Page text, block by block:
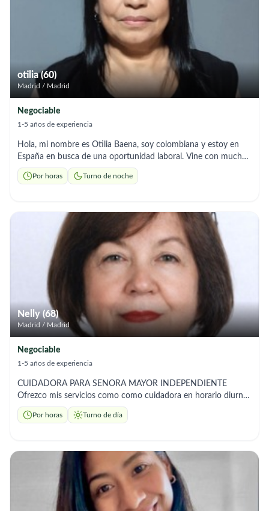
Acompañamiento y Apoyo Emocional: Escucha activa y
compañía para evitar la soledad. * ​Gestión del Hogar:
Mantenimiento del orden y preparación de comidas
equilibradas. * ​Fomento de la Autonomía: Estimulación para
mantener las capacidades del usuario. * ​Control de Medicación:
Seguimiento responsable de las pautas médicas.
otilia (60)
Madrid / Madrid
Negociable
1-5 años de experiencia
Hola, mi nombre es Otilia Baena, soy colombiana y estoy en
España en busca de una oportunidad laboral. Vine con muchas
ganas de trabajar y salir adelante, ya que en mi país no tuve las
mismas oportunidades, principalmente por mi edad.Cuento con
cocinar y realizar las tareas del hogar. Me caracterizo por ser
una persona responsable, respetuosa, trabajadora y con muy
buena actitud para el cuidado y acompañamiento de las
personas mayores. He tenido la oportunidad de trabajar en
este país y puedo aportar referencias laborales que respaldan
mi trabajo y mi compromiso. Quedo atenta a cualquier
oportunidad y con total disponibilidad. Muchas gracias por su
Por horas Turno de noche
Nelly (68)
Madrid / Madrid
Negociable
1-5 años de experiencia
CUIDADORA PARA SENORA MAYOR INDEPENDIENTE
Ofrezco mis servicios como como cuidadora en horario diurno,
disponible de lunes a viernes y de ser requerido eventualmente
los sábados, tanto en domicilios particulares como en
emocional de la persona a mi cuidado. Acompaño en paseos y
diligencias, garantizando seguridad y compañía en todo
momento. Puedo colaborar en tareas del hogar y preparar
comidas saludables adaptadas a sus necesidades. Soy una
persona responsable, organizada, paciente y discreta,
Por horas Turno de día